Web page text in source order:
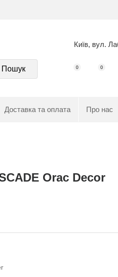
Київ, вул.
Пошук 0 0
Доставка та оплата Про нас
Orac Decor